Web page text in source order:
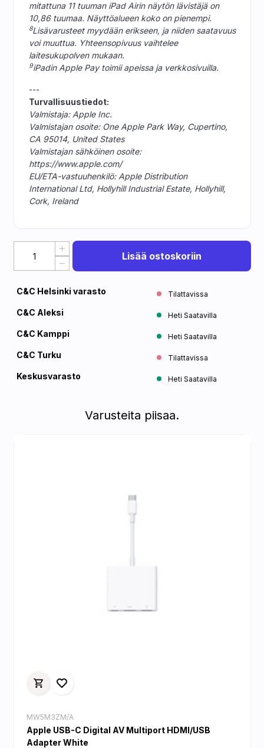
mitattuna 11 tuuman iPad Airin näytön lävistäjä on
10,86 tuumaa. Näyttöalueen koko on pienempi.
8Lisävarusteet myydään erikseen, ja niiden saatavuus
voi muuttua. Yhteensopivuus vaihtelee
laitesukupolven mukaan.
9iPadin Apple Pay toimii apeissa ja verkkosivuilla.
---
Turvallisuustiedot:
Valmistaja: Apple Inc.
Valmistajan osoite: One Apple Park Way, Cupertino,
CA 95014, United States
Valmistajan sähköinen osoite:
https://www.apple.com/
EU/ETA-vastuuhenkilö: Apple Distribution
International Ltd, Hollyhill Industrial Estate, Hollyhill,
Cork, Ireland
Lisää ostoskoriin
C&C Helsinki varasto Tilattavissa
C&C Aleksi Heti Saatavilla
C&C Kamppi Heti Saatavilla
C&C Turku Tilattavissa
Keskusvarasto Heti Saatavilla
Varusteita piisaa.
MW5M3ZM/A
Apple USB-C Digital AV Multiport HDMI/USB
Adapter White